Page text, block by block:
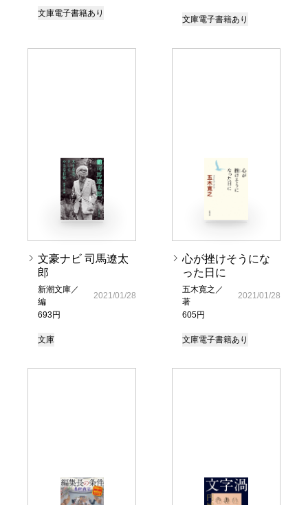
文庫電子書籍あり
文庫電子書籍あり
文豪ナビ 司馬遼太
郎
新潮文庫／
編
693円
2021/01/28
文庫
心が挫けそうにな
った日に
五木寛之／
著
605円
2021/01/28
文庫電子書籍あり